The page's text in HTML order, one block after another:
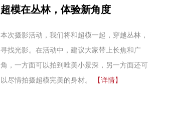
2025-08-09
2/389
2024-02-22
超模在丛林，体验新角度
本次摄影活动，我们将和超模一起，穿越丛林，
寻找光影。在活动中，建议大家带上长焦和广
角，一方面可以拍到唯美小景深，另一方面还可
以尽情拍摄超模完美的身材。
【详情】